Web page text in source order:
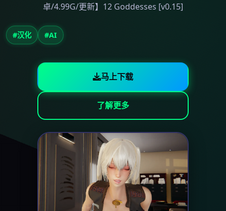
卓/4.99G/更新】12 Goddesses [v0.15]
#汉化 #AI
马上下载
了解更多